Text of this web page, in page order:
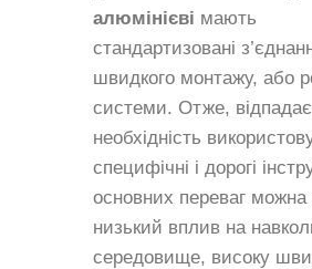
алюмінієві мають
стандартизовані
швидкого монтажу, або
системи. Отже, відпадає
необхідність
специфічні і дорогі
основних переваг можна
низький вплив на
середовище, високу